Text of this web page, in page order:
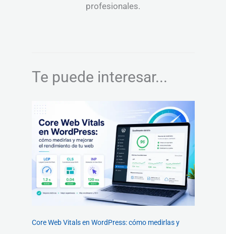
profesionales.
Te puede interesar...
Core Web Vitals en WordPress: cómo medirlas y